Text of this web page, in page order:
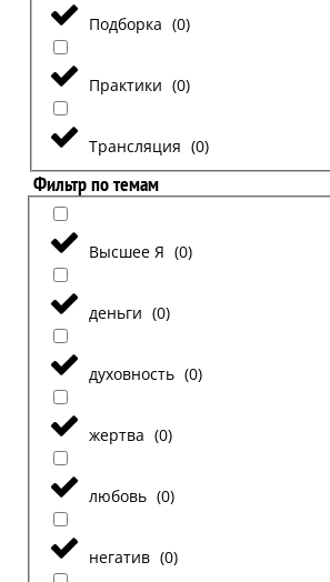
Подборка (0)
Практики (0)
Трансляция (0)
Фильтр по темам
Высшее Я (0)
деньги (0)
духовность (0)
жертва (0)
любовь (0)
негатив (0)